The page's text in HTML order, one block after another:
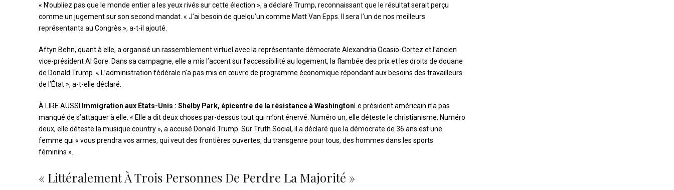
« N’oubliez pas que le monde entier a les yeux rivés sur cette élection », a déclaré Trump, reconnaissant que le résultat serait perçu
comme un jugement sur son second mandat. « J’ai besoin de quelqu’un comme Matt Van Epps. Il sera l’un de nos meilleurs
représentants au Congrès », a-t-il ajouté.
Aftyn Behn, quant à elle, a organisé un rassemblement virtuel avec la représentante démocrate Alexandria Ocasio-Cortez et l’ancien
vice-président Al Gore. Dans sa campagne, elle a mis l’accent sur l’accessibilité au logement, la flambée des prix et les droits de douane
de Donald Trump. « L’administration fédérale n’a pas mis en œuvre de programme économique répondant aux besoins des travailleurs
de l’État », a-t-elle déclaré.
À LIRE AUSSI Immigration aux États-Unis : Shelby Park, épicentre de la résistance à WashingtonLe président américain n’a pas
manqué de s’attaquer à elle. « Elle a dit deux choses par-dessus tout qui m’ont énervé. Numéro un, elle déteste le christianisme. Numéro
deux, elle déteste la musique country », a accusé Donald Trump. Sur Truth Social, il a déclaré que la démocrate de 36 ans est une
femme qui « vous prendra vos armes, qui veut des frontières ouvertes, du transgenre pour tous, des hommes dans les sports
féminins ».
« Littéralement À Trois Personnes De Perdre La Majorité »